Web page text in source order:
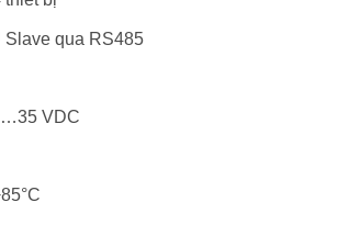
Slave qua RS485
VDC